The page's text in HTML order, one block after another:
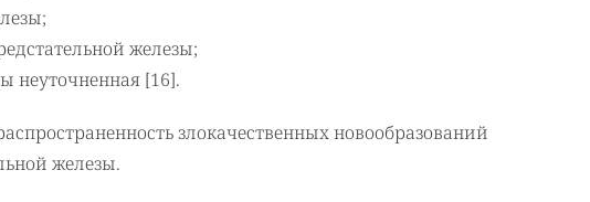
железы;
неуточненная [16].
злокачественных новообразований
железы.